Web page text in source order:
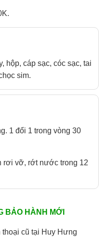
hộp, cáp sạc, cóc sạc, tai
sim.
1 đổi 1 trong vòng 30
rơi vỡ, rớt nước trong 12
BẢO HÀNH MỚI
thoại cũ tại Huy Hưng